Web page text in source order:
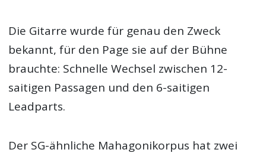
Die Gitarre wurde für genau den Zweck
bekannt, für den Page sie auf der Bühne
brauchte: Schnelle Wechsel zwischen 12-
saitigen Passagen und den 6-saitigen
Leadparts.
Der SG-ähnliche Mahagonikorpus hat zwei